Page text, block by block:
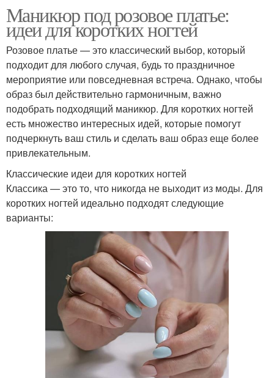
Маникюр под розовое платье:
идеи для коротких ногтей
Розовое платье — это классический выбор, который
подходит для любого случая, будь то праздничное
мероприятие или повседневная встреча. Однако, чтобы
образ был действительно гармоничным, важно
подобрать подходящий маникюр. Для коротких ногтей
есть множество интересных идей, которые помогут
подчеркнуть ваш стиль и сделать ваш образ еще более
привлекательным.
Классические идеи для коротких ногтей
Классика — это то, что никогда не выходит из моды. Для
коротких ногтей идеально подходят следующие
варианты: